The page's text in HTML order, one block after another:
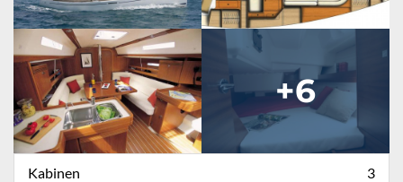
+6
Kabinen 3